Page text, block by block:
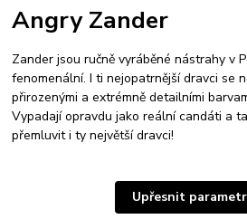
Angry Zander
Zander jsou ručně vyráběné nástrahy v
fenomenální. I ti nejopatrnější dravci se
přirozenými a extrémně detailními
Vypadají opravdu jako reální candáti a
přemluvit i ty největší dravci!
Upřesnit